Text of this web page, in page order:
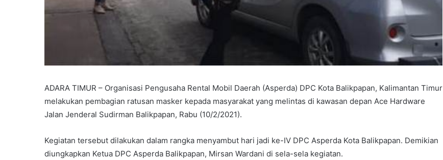
ADARA TIMUR – Organisasi Pengusaha Rental Mobil Daerah (Asperda) DPC Kota Balikpapan, Kalimantan Timur
melakukan pembagian ratusan masker kepada masyarakat yang melintas di kawasan depan Ace Hardware
Jalan Jenderal Sudirman Balikpapan, Rabu (10/2/2021).
Kegiatan tersebut dilakukan dalam rangka menyambut hari jadi ke-IV DPC Asperda Kota Balikpapan. Demikian
diungkapkan Ketua DPC Asperda Balikpapan, Mirsan Wardani di sela-sela kegiatan.